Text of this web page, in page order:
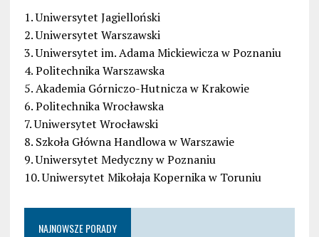
1. Uniwersytet Jagielloński
2. Uniwersytet Warszawski
3. Uniwersytet im. Adama Mickiewicza w Poznaniu
4. Politechnika Warszawska
5. Akademia Górniczo-Hutnicza w Krakowie
6. Politechnika Wrocławska
7. Uniwersytet Wrocławski
8. Szkoła Główna Handlowa w Warszawie
9. Uniwersytet Medyczny w Poznaniu
10. Uniwersytet Mikołaja Kopernika w Toruniu
NAJNOWSZE PORADY